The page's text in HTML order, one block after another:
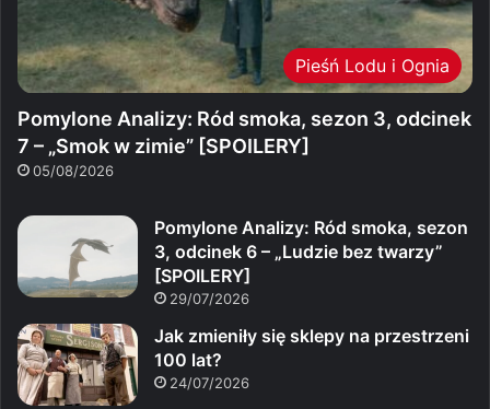
Pieśń Lodu i Ognia
Pomylone Analizy: Ród smoka, sezon 3, odcinek
7 – „Smok w zimie” [SPOILERY]
05/08/2026
Pomylone Analizy: Ród smoka, sezon
3, odcinek 6 – „Ludzie bez twarzy”
[SPOILERY]
29/07/2026
Jak zmieniły się sklepy na przestrzeni
100 lat?
24/07/2026